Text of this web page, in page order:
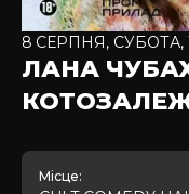
8 СЕРПНЯ, СУБОТА,
ЛАНА
Місце: